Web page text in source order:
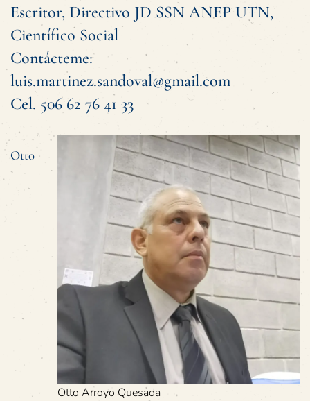
Escritor, Directivo JD SSN ANEP UTN,
Científico Social
Contácteme:
luis.martinez.sandoval@gmail.com
Cel. 506 62 76 41 33
Otto Arroyo Quesada
Otto